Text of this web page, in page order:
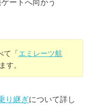
ートへ向かう
て「エミレーツ航
す。
り継ぎについて詳し